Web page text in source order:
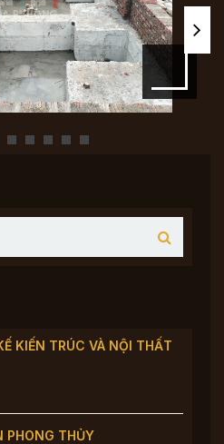
KIẾN TRÚC VÀ NỘI THẤT
PHONG THỦY